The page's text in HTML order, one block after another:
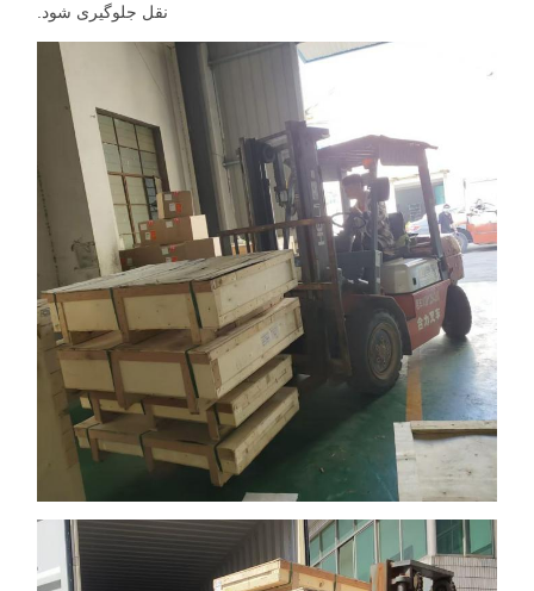
نقل جلوگیری شود.